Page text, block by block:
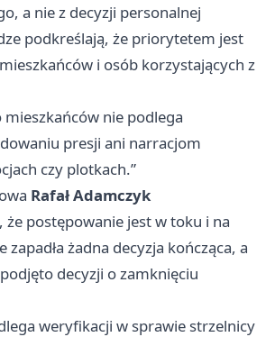
a nie z decyzji personalnej
podkreślają, że priorytetem jest
i osób korzystających z
mieszkańców nie podlega
presji ani narracjom
czy plotkach.”
Rafał Adamczyk
postępowanie jest w toku i na
zapadła żadna decyzja kończąca, a
decyzji o zamknięciu
weryfikacji w sprawie strzelnicy